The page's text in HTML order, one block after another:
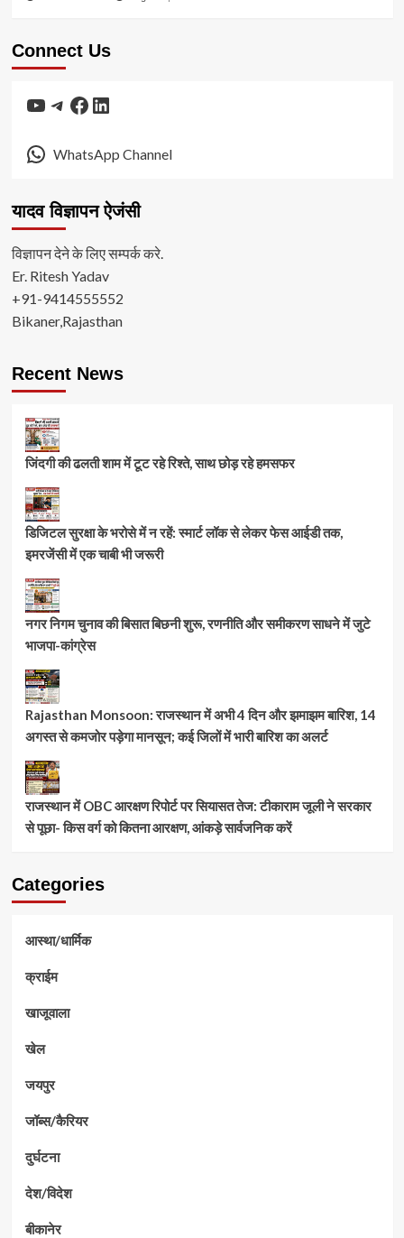
Connect Us
YouTube
Telegram
Facebook
LinkedIn
WhatsApp Channel
यादव विज्ञापन ऐजंसी
विज्ञापन देने के लिए सम्पर्क करे.
Er. Ritesh Yadav
+91-9414555552
Bikaner,Rajasthan
Recent News
जिंदगी की ढलती शाम में टूट रहे रिश्ते, साथ छोड़ रहे हमसफर
डिजिटल सुरक्षा के भरोसे में न रहें: स्मार्ट लॉक से लेकर फेस आईडी तक,
इमरजेंसी में एक चाबी भी जरूरी
नगर निगम चुनाव की बिसात बिछनी शुरू, रणनीति और समीकरण साधने में जुटे
भाजपा-कांग्रेस
Rajasthan Monsoon: राजस्थान में अभी 4 दिन और झमाझम बारिश, 14
अगस्त से कमजोर पड़ेगा मानसून; कई जिलों में भारी बारिश का अलर्ट
राजस्थान में OBC आरक्षण रिपोर्ट पर सियासत तेज: टीकाराम जूली ने सरकार
से पूछा- किस वर्ग को कितना आरक्षण, आंकड़े सार्वजनिक करें
Categories
आस्था/धार्मिक
क्राईम
खाजूवाला
खेल
जयपुर
जॉब्स/कैरियर
दुर्घटना
देश/विदेश
बीकानेर